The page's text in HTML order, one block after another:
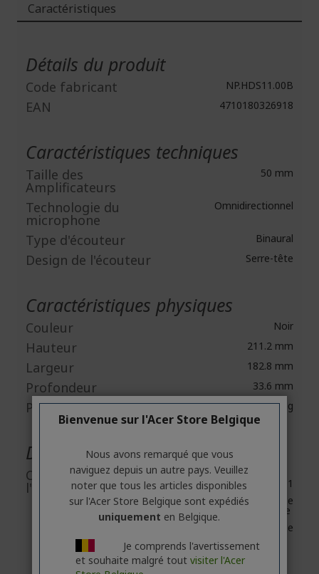
Caractéristiques
Détails du produit
Code fabricant NP.HDS11.00B
EAN 4710180326918
Caractéristiques techniques
Taille des
Amplificateurs
50 mm
Technologie du
microphone
Omnidirectionnel
Type d'écouteur Binaural
Design de l'écouteur Serre-tête
Caractéristiques physiques
Couleur Noir
Hauteur 211.2 mm
Largeur 182.8 mm
Profondeur 33.6 mm
Poids (approx.) 331 ± 10g
Divers
Contenu de
l'emballage
Predator Galea 311
Guide de démarrage
rapide
Livret de garantie
Bienvenue sur l'Acer Store Belgique
Nous avons remarqué que vous
naviguez depuis un autre pays. Veuillez
noter que tous les articles disponibles
sur l'Acer Store Belgique sont expédiés
uniquement en Belgique.
Je comprends l'avertissement
et souhaite malgré tout visiter l'Acer